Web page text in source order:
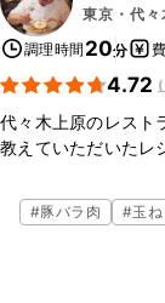
東京・代
調理時間 20分
4.72 (
代々木上原のレスト
教えていただいたレ
豚丼でありながら
くださいね。
#豚バラ肉 #玉